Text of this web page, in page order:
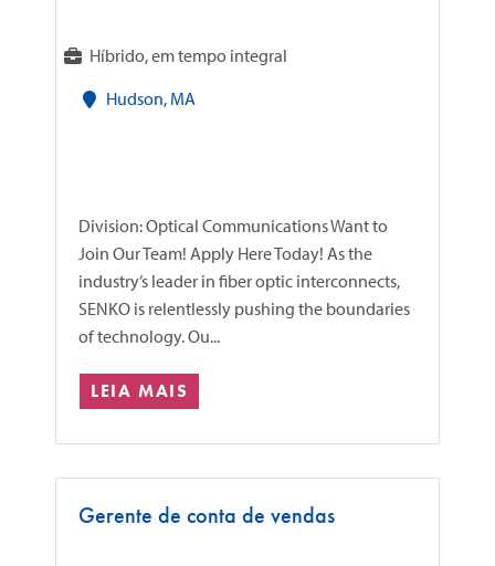
Híbrido, em tempo integral
Hudson, MA
Division: Optical Communications Want to
Join Our Team! Apply Here Today! As the
industry’s leader in fiber optic interconnects,
SENKO is relentlessly pushing the boundaries
of technology. Ou...
LEIA MAIS
Gerente de conta de vendas